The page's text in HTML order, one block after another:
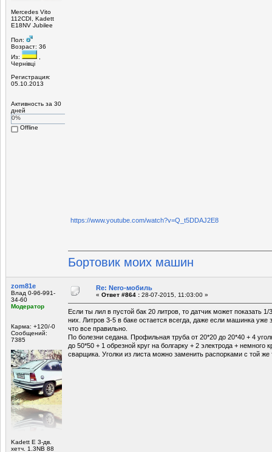
Mercedes Vito
112CDI, Kadett
E18NV Jubilee
Пол:
Возраст: 36
Из:
Чернівці
Регистрация:
05.10.2013
Активность за 30
дней
0%
Offline
https://www.youtube.com/watch?v=Q_t5DDAJ2E8
Бортовик моих машин
zom81e
Влад 0-96-991-
34-60
Модератор
Карма: +120/-0
Сообщений:
7385
Kadett E 3-дв.
хетч. 1.3NB 88
Re: Nero-мобиль
« Ответ #864 : 28-07-2015, 11:03:00 »
Если ты лил в пустой бак 20 литров, то датчик может показать 1/
них. Литров 3-5 в баке остается всегда, даже если машинка уже
что все правильно.
По болезни седана. Профильная труба от 20*20 до 20*40 + 4
до 50*50 + 1 обрезной круг на болгарку + 2 электрода + немного
сварщика. Уголки из листа можно заменить распорками с той